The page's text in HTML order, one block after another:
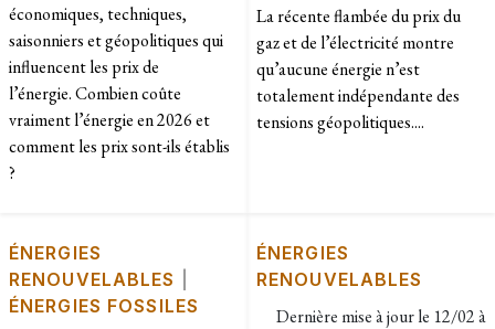
économiques, techniques,
saisonniers et géopolitiques qui
influencent les prix de
l’énergie. Combien coûte
vraiment l’énergie en 2026 et
comment les prix sont-ils établis
?
La récente flambée du prix du
gaz et de l’électricité montre
qu’aucune énergie n’est
totalement indépendante des
tensions géopolitiques....
ÉNERGIES
RENOUVELABLES
ÉNERGIES FOSSILES
ÉNERGIES
RENOUVELABLES
Dernière mise à jour le 12/02 à